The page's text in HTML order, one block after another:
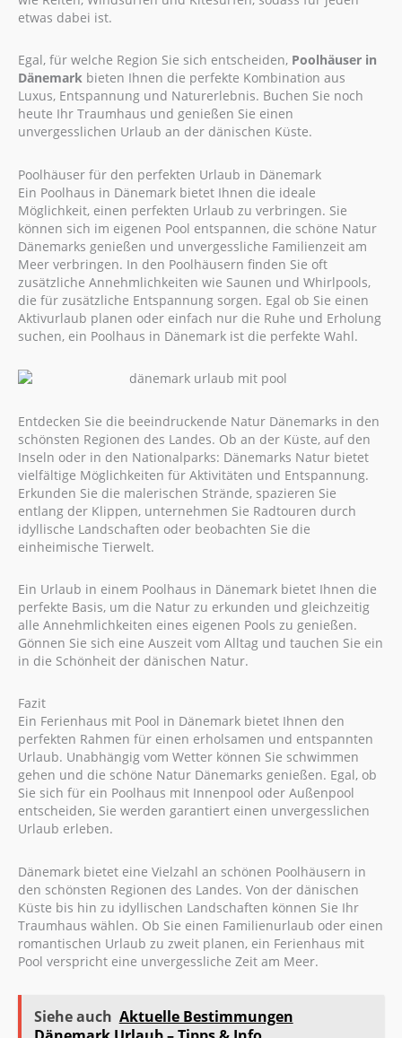
etwas dabei ist.
Egal, für welche Region Sie sich entscheiden, Poolhäuser in
Dänemark bieten Ihnen die perfekte Kombination aus
Luxus, Entspannung und Naturerlebnis. Buchen Sie noch
heute Ihr Traumhaus und genießen Sie einen
unvergesslichen Urlaub an der dänischen Küste.
Poolhäuser für den perfekten Urlaub in Dänemark
Ein Poolhaus in Dänemark bietet Ihnen die ideale
Möglichkeit, einen perfekten Urlaub zu verbringen. Sie
können sich im eigenen Pool entspannen, die schöne Natur
Dänemarks genießen und unvergessliche Familienzeit am
Meer verbringen. In den Poolhäusern finden Sie oft
zusätzliche Annehmlichkeiten wie Saunen und Whirlpools,
die für zusätzliche Entspannung sorgen. Egal ob Sie einen
Aktivurlaub planen oder einfach nur die Ruhe und Erholung
suchen, ein Poolhaus in Dänemark ist die perfekte Wahl.
Entdecken Sie die beeindruckende Natur Dänemarks in den
schönsten Regionen des Landes. Ob an der Küste, auf den
Inseln oder in den Nationalparks: Dänemarks Natur bietet
vielfältige Möglichkeiten für Aktivitäten und Entspannung.
Erkunden Sie die malerischen Strände, spazieren Sie
entlang der Klippen, unternehmen Sie Radtouren durch
idyllische Landschaften oder beobachten Sie die
einheimische Tierwelt.
Ein Urlaub in einem Poolhaus in Dänemark bietet Ihnen die
perfekte Basis, um die Natur zu erkunden und gleichzeitig
alle Annehmlichkeiten eines eigenen Pools zu genießen.
Gönnen Sie sich eine Auszeit vom Alltag und tauchen Sie ein
in die Schönheit der dänischen Natur.
Fazit
Ein Ferienhaus mit Pool in Dänemark bietet Ihnen den
perfekten Rahmen für einen erholsamen und entspannten
Urlaub. Unabhängig vom Wetter können Sie schwimmen
gehen und die schöne Natur Dänemarks genießen. Egal, ob
Sie sich für ein Poolhaus mit Innenpool oder Außenpool
entscheiden, Sie werden garantiert einen unvergesslichen
Urlaub erleben.
Dänemark bietet eine Vielzahl an schönen Poolhäusern in
den schönsten Regionen des Landes. Von der dänischen
Küste bis hin zu idyllischen Landschaften können Sie Ihr
Traumhaus wählen. Ob Sie einen Familienurlaub oder einen
romantischen Urlaub zu zweit planen, ein Ferienhaus mit
Pool verspricht eine unvergessliche Zeit am Meer.
Siehe auch Aktuelle Bestimmungen